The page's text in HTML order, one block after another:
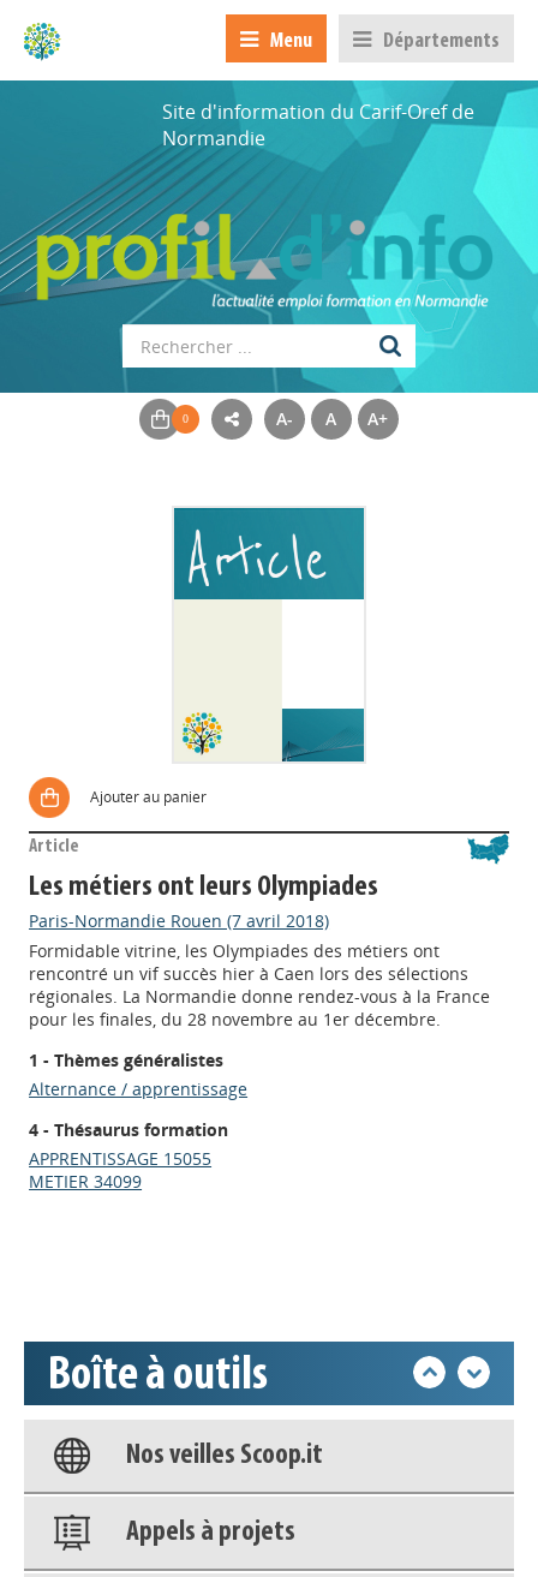
Menu Départements
Site d'information du Carif-Oref de
Normandie
A- A A+
Ajouter au panier
Article
Les métiers ont leurs Olympiades
Paris-Normandie Rouen (7 avril 2018)
Formidable vitrine, les Olympiades des métiers ont
rencontré un vif succès hier à Caen lors des sélections
régionales. La Normandie donne rendez-vous à la France
pour les finales, du 28 novembre au 1er décembre.
1 - Thèmes généralistes
Alternance / apprentissage
4 - Thésaurus formation
APPRENTISSAGE 15055
METIER 34099
Boîte à outils
Appels à projets
Base documentaire
Nos veilles Scoop.it
Appels à projets